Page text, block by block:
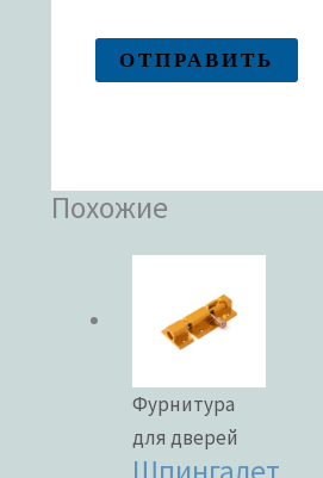
Похожие
Фурнитура
для дверей